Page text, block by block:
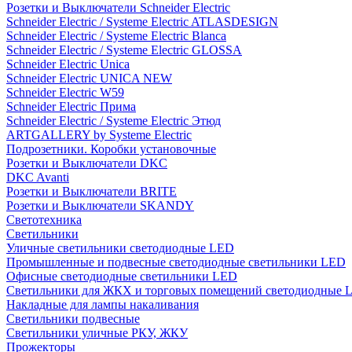
Розетки и Выключатели Schneider Electric
Schneider Electric / Systeme Electric ATLASDESIGN
Schneider Electric / Systeme Electric Blanca
Schneider Electric / Systeme Electric GLOSSA
Schneider Electric Unica
Schneider Electric UNICA NEW
Schneider Electric W59
Schneider Electric Прима
Schneider Electric / Systeme Electric Этюд
ARTGALLERY by Systeme Electric
Подрозетники. Коробки установочные
Розетки и Выключатели DKC
DKC Avanti
Розетки и Выключатели BRITE
Розетки и Выключатели SKANDY
Светотехника
Светильники
Уличные светильники светодиодные LED
Промышленные и подвесные светодиодные светильники LED
Офисные светодиодные светильники LED
Светильники для ЖКХ и торговых помещений светодиодные
Накладные для лампы накаливания
Светильники подвесные
Светильники уличные РКУ, ЖКУ
Прожекторы